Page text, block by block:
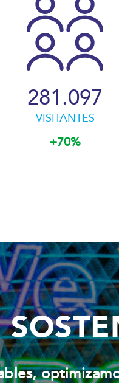
283.936
VISITANTES
+70%